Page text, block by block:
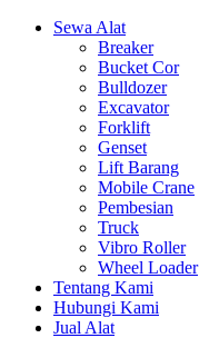
Sewa Alat
Breaker
Bucket Cor
Bulldozer
Excavator
Forklift
Genset
Lift Barang
Mobile Crane
Pembesian
Truck
Vibro Roller
Wheel Loader
Tentang Kami
Hubungi Kami
Jual Alat